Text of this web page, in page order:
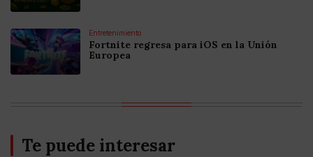
Entretenimiento
Fortnite regresa para iOS en la Unión
Europea
Te puede interesar